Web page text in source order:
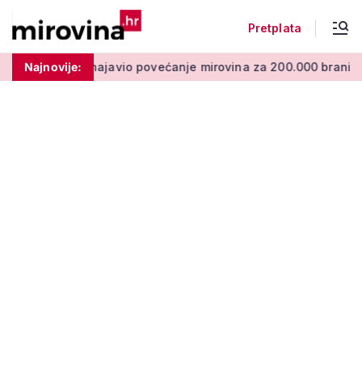
Pretplata
Najnovije:
povećanje mirovina za 200.000 branitelja: Zakon u